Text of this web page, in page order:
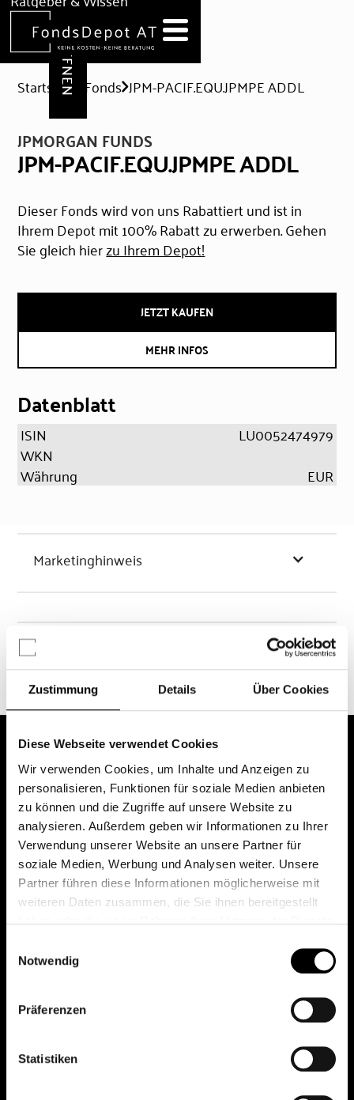
Zustimmung Details Über Cookies
Diese Webseite verwendet Cookies
Wir verwenden Cookies, um Inhalte und Anzeigen zu
personalisieren, Funktionen für soziale Medien anbieten
zu können und die Zugriffe auf unsere Website zu
analysieren. Außerdem geben wir Informationen zu Ihrer
Verwendung unserer Website an unsere Partner für
soziale Medien, Werbung und Analysen weiter. Unsere
Partner führen diese Informationen möglicherweise mit
weiteren Daten zusammen, die Sie ihnen bereitgestellt
Notwendig
Präferenzen
Statistiken
Hilfe & Formulare
DEPOT ERÖFFNEN
Startseite Fonds JPM-PACIF.EQU.JPMPE ADDL
JPMORGAN FUNDS
JPM-PACIF.EQU.JPMPE ADDL
Dieser Fonds wird von uns Rabattiert und ist in
Ihrem Depot mit 100% Rabatt zu erwerben. Gehen
Sie gleich hierzu Ihrem Depot!
JETZT KAUFEN
MEHR INFOS
Datenblatt
ISIN
LU0052474979
WKN
Währung
EUR
Marketinghinweis
Chancen & Risiken
Das erste Depot in Österreich mit 0€ Kontoführung,
0€ Ausgabeaufschlag und 0€ Depotgebühren bei
knapp 2000 Fonds und 0€ Orderspesen.
All rights reserved.